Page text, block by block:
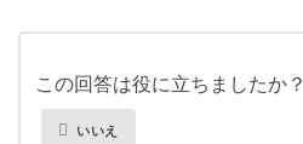
この回答は役に立ちましたか？
いいえ